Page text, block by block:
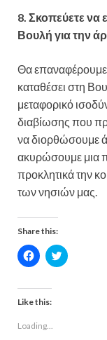
8. Σκοπεύετε να
Βουλή για την
Θα
καταθέσει στη
μεταφορικό
διαβίωσης που
να διορθώσουμε
ακυρώσουμε μια
προκλητικά την
των νησιών μας.
Share this:
C
l
k
t
o
h
C
l
Like this:
Loading...